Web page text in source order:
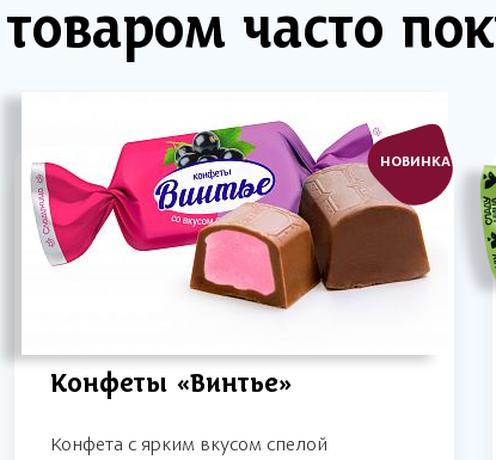
часто
НОВИНКА
Конфеты «Винтье»
Конфета с ярким вкусом спелой